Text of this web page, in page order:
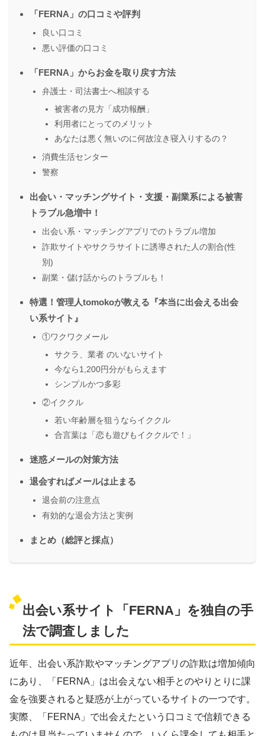
「FERNA」の口コミや評判
良い口コミ
悪い評価の口コミ
「FERNA」からお金を取り戻す方法
弁護士・司法書士へ相談する
被害者の見方「成功報酬」
利用者にとってのメリット
あなたは悪く無いのに何故泣き寝入りするの？
消費生活センター
警察
出会い・マッチングサイト・支援・副業系による被害
トラブル急増中！
出会い系・マッチングアプリでのトラブル増加
詐欺サイトやサクラサイトに誘導された人の割合(性
別)
副業・儲け話からのトラブルも！
特選！管理人tomokoが教える『本当に出会える出会
い系サイト』
①ワクワクメール
サクラ、業者 のいないサイト
今なら1,200円分がもらえます
シンプルかつ多彩
②イククル
若い年齢層を狙うならイククル
合言葉は「恋も遊びもイククルで！」
迷惑メールの対策方法
退会すればメールは止まる
退会前の注意点
有効的な退会方法と実例
まとめ（総評と採点）
出会い系サイト「FERNA」を独自の手
法で調査しました
近年、出会い系詐欺やマッチングアプリの詐欺は増加傾向
にあり、「FERNA」は出会えない相手とのやりとりに課
金を強要されると疑惑が上がっているサイトの一つです。
実際、「FERNA」で出会えたという口コミで信頼できる